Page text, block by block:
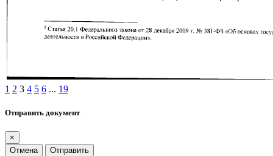
1 2 3 4 5 6 ... 19
Отправить документ
×
Отмена
Отправить